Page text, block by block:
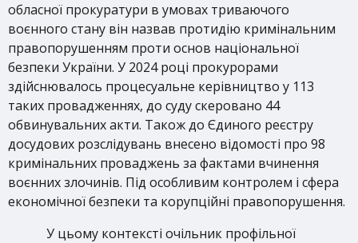
обласної прокуратури в умовах триваючого
воєнного стану він назвав протидію кримінальним
правопорушенням проти основ національної
безпеки України. У 2024 році прокурорами
здійснювалось процесуальне керівництво у 113
таких провадженнях, до суду скеровано 44
обвинувальних акти. Також до Єдиного реєстру
досудових розслідувань внесено відомості про 98
кримінальних проваджень за фактами вчинення
воєнних злочинів. Під особливим контролем і сфера
економічної безпеки та корупційні правопорушення.
У цьому контексті очільник профільної